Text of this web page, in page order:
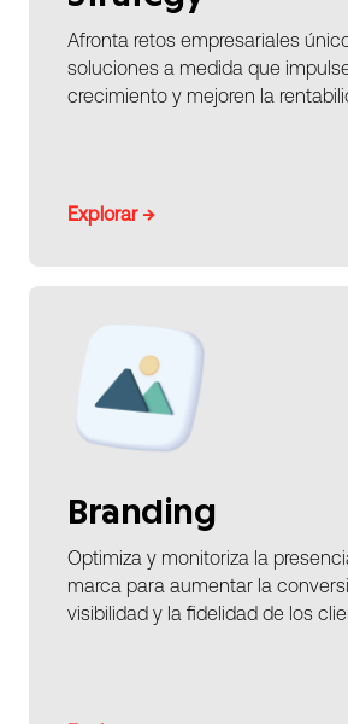
Afronta retos empresariales
soluciones a medida que
crecimiento y mejoren la
Explorar →
Branding
Optimiza y monitoriza la
marca para aumentar la
visibilidad y la fidelidad de los